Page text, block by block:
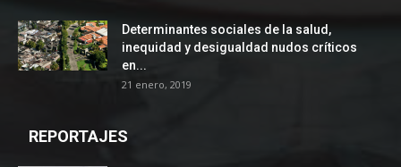
Determinantes sociales de la salud,
inequidad y desigualdad nudos críticos
en...
21 enero, 2019
REPORTAJES